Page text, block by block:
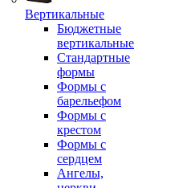
Вертикальные
Бюджетные
вертикальные
Стандартные
формы
Формы с
барельефом
Формы с
крестом
Формы с
сердцем
Ангелы,